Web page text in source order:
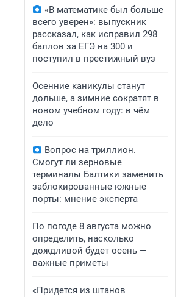
«В математике был больше
всего уверен»: выпускник
рассказал, как исправил 298
баллов за ЕГЭ на 300 и
поступил в престижный вуз
Осенние каникулы станут
дольше, а зимние сократят в
новом учебном году: в чём
дело
Вопрос на триллион.
Смогут ли зерновые
терминалы Балтики заменить
заблокированные южные
порты: мнение эксперта
По погоде 8 августа можно
определить, насколько
дождливой будет осень —
важные приметы
«Придется из штанов